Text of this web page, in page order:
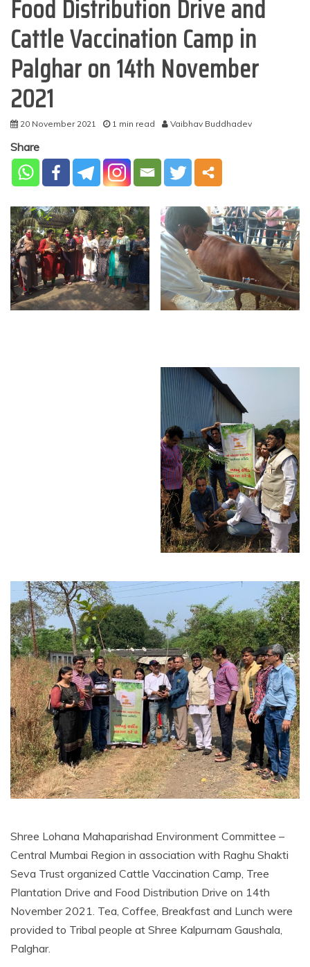
Food Distribution Drive and
Cattle Vaccination Camp in
Palghar on 14th November
2021
20 November 2021 1 min read Vaibhav Buddhadev
Share
Shree Lohana Mahaparishad Environment Committee –
Central Mumbai Region in association with Raghu Shakti
Seva Trust organized Cattle Vaccination Camp, Tree
Plantation Drive and Food Distribution Drive on 14th
November 2021. Tea, Coffee, Breakfast and Lunch were
provided to Tribal people at Shree Kalpurnam Gaushala,
Palghar.